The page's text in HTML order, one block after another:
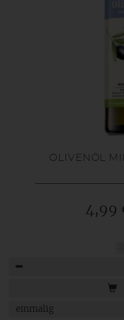
OLIVENÖL
4,99